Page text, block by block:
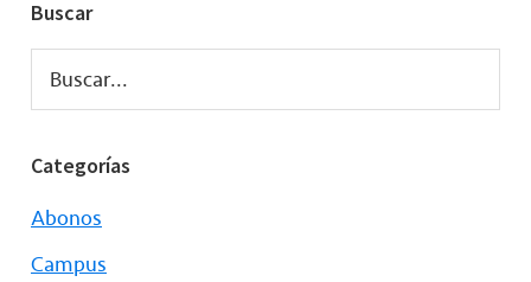
Buscar
Buscar...
Categorías
Abonos
Campus